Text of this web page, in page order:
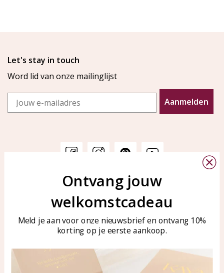
Let's stay in touch
Word lid van onze mailinglijst
Email
Aanmelden
Veelgestelde vragen
Sieraden onderhouden
KAYA Sieraden
Bellen of WhatsApp Ma-Vr
tussen 09:00-17:00
Tel: 0850003187
WhatsApp: 0850003187
klantenservice@kayasierade
Ontvang jouw
welkomstcadeau
Meld je aan voor onze nieuwsbrief en ontvang 10%
korting op je eerste aankoop.